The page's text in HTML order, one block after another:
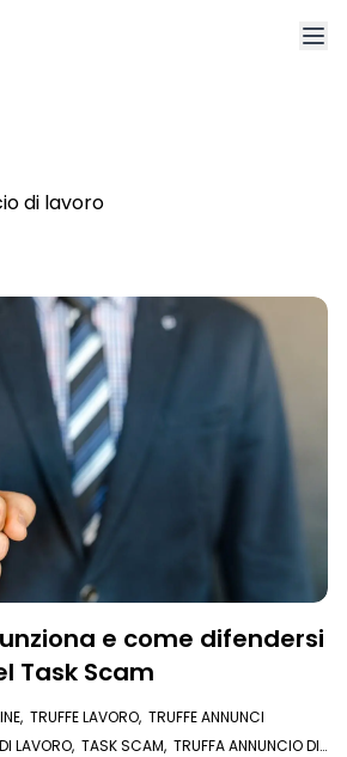
Registrati
di lavoro
e come difendersi
Task Scam
, TRUFFE LAVORO, TRUFFE ANNUNCI
LAVORO, TASK SCAM, TRUFFA ANNUNCIO DI